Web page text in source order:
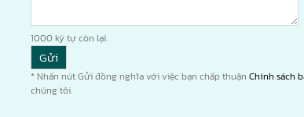
1000 ký tự còn lại.
* Nhấn nút Gửi đồng nghĩa với việc bạn chấp thuận Chính sách
chúng tôi.